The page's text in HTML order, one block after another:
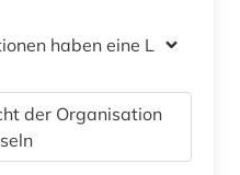
haben eine Lizenz
der Organisation